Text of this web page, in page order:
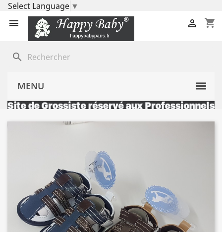
Select Language ▼
 shopping_cart

search
MENU